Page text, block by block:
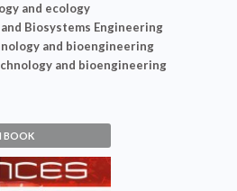
and ecology
Biosystems Engineering
and bioengineering
and bioengineering
BOOK